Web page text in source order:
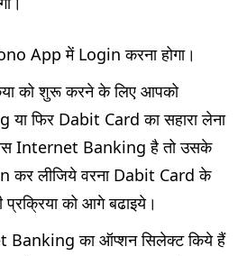
App में Login करना होगा।
को शुरू करने के लिए आपको
फिर Dabit Card का सहारा लेना
Internet Banking है तो उसके
कर लीजिये वरना Dabit Card के
को आगे बढाइये।
का ऑप्शन सिलेक्ट किये हैं